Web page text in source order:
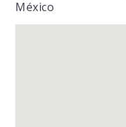
México